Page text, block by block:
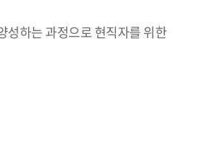
성하는 과정으로 현직자를 위한